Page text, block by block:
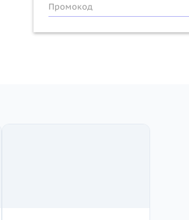
Промокод